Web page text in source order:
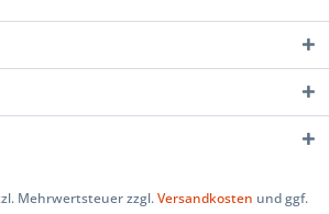
Mehrwertsteuer zzgl.Versandkosten und ggf.